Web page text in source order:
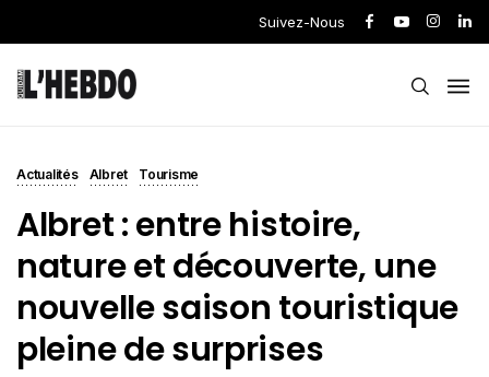
Suivez-Nous
Actualités Albret Tourisme
Albret : entre histoire,
nature et découverte, une
nouvelle saison touristique
pleine de surprises